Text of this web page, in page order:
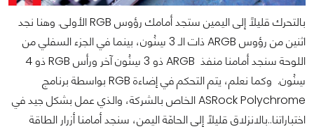
بالتحرك قليلاً إلى اليمين ستجد أمامك رؤوس RGB الأولى. وهنا نجد
اثنين من رؤوس ARGB ذات الـ 3 سِنُون، بينما في الجزء السفلي من
اللوحة سنجد أمامنا منفذ ARGB ذو 3 سِنُون آخر ورأس RGB ذو 4
سِنُون. وكما نعلم، يتم التحكم في إضاءة RGB بواسطة برنامج
ASRock Polychrome الخاص بالشركة، والذي عمل بشكل جيد في
اختباراتنا..بالانزلاق قليلاً إلى الحافَة اليمن، سنجد أمامنا أزرار الطاقة